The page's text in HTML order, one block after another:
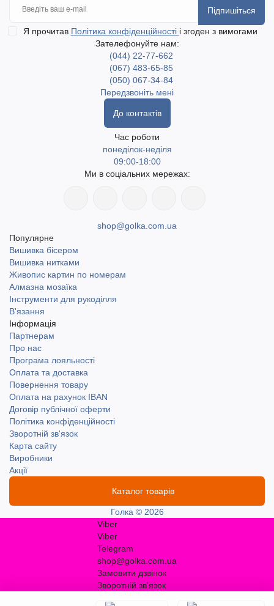
Підпишіться
Я прочитав Політика конфіденційності і згоден з вимогами
Зателефонуйте нам:
(044) 22-77-662
(067) 483-65-85
(050) 067-34-84
Передзвоніть мені
До контактів
Час роботи
понеділок-неділя
09:00-18:00
Ми в соціальних мережах:
shop@golka.com.ua
Популярне
Вишивка бісером
Вишивка нитками
Живопис картин по номерам
Алмазна мозаїка
Інструменти для рукоділля
В'язання
Інформація
Партнерам
Про нас
Програма лояльності
Оплата та доставка
Повернення товару
Оплата на рахунок IBAN
Договір публічної оферти
Політика конфіденційності
Зворотній зв'язок
Карта сайту
Виробники
Акції
Каталог товарів
Голка © 2026
Viber
Viber
Telegram
shop@golka.com.ua
Замовити дзвінок
Зворотній зв'язок